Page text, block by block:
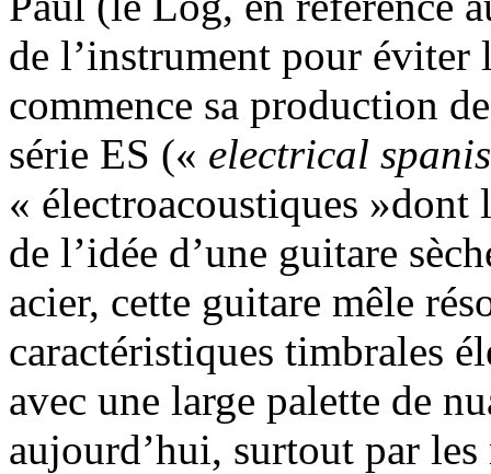
de l’instrument pour éviter
commence sa production
série ES (« electrical
« électroacoustiques »dont
de l’idée d’une guitare
acier, cette guitare mêle
caractéristiques timbrales
avec une large palette de
aujourd’hui, surtout par